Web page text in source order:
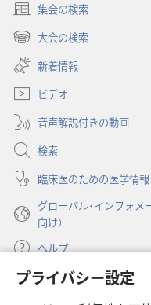
プライバシー設定
集会の検索
（新
し
タ
で
開
く）
大会の検索
（新
し
い
タ
ブ
で
開
く）
新着情報
ビデオ
音声解説付きの動画
検索
臨床医のための医学情報
グローバル･インフォメ
向け）
ヘルプ
寄付